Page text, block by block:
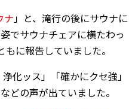
ナ 」と、滝行の後にサウナに
でサウナチェアに横たわっ
に報告していました。
化ッス」「確かにクセ強」
どの声が出ていました。